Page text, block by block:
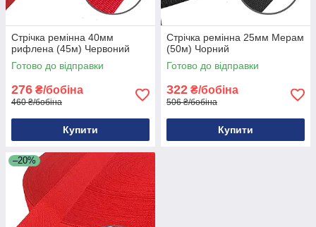
Стрічка ремінна 40мм
рифлена (45м) Червоний
Готово до відправки
276 ₴/бобіна
460 ₴/бобіна
Купити
Стрічка ремінна 25мм Мерам
(50м) Чорний
Готово до відправки
322 ₴/бобіна
506 ₴/бобіна
Купити
–20%